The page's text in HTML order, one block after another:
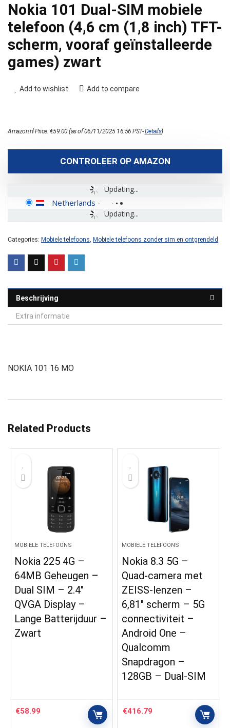
Nokia 101 Dual-SIM mobiele
telefoon (4,6 cm (1,8 inch) TFT-
scherm, vooraf geïnstalleerde
games) zwart
Add to wishlist Add to compare
Amazon.nl Price:€59.00(as of 06/11/2025 16:56 PST-Details)
CONTROLEER OP AMAZON
Updating...
Updating...
Netherlands -
Categories: Mobiele telefoons Mobiele telefoons zonder sim en ontgrendeld
Beschrijving
Extra informatie
NOKIA 101 16 MO
Related Products
MOBIELE TELEFOONS
Nokia 225 4G –
64MB Geheugen –
Dual SIM – 2.4″
QVGA Display –
Lange Batterijduur –
Zwart
€58.99
MOBIELE TELEFOONS
Nokia 8.3 5G –
Quad-camera met
ZEISS-lenzen –
6,81″ scherm – 5G
connectiviteit –
Android One –
Qualcomm
Snapdragon –
128GB – Dual-SIM
€416.79